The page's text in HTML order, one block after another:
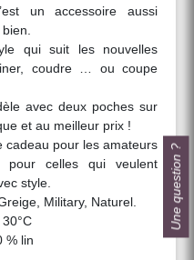
un accessoire aussi
qui suit les nouvelles
coudre … ou coupe
avec deux poches sur
et au meilleur prix !
cadeau pour les amateurs
pour celles qui veulent
style.
Military, Naturel.
% lin
Une question ?